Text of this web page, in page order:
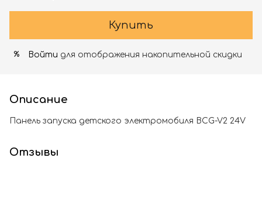
Купить
% Войти для отображения накопительной скидки
Описание
Панель запуска детского электромобиля BCG-V2 24V
Отзывы